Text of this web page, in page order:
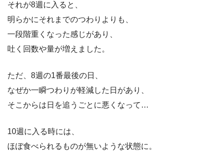
それが8週に入ると、
明らかにそれまでのつわりよりも、
一段階重くなった感じがあり、
吐く回数や量が増えました。
ただ、8週の1番最後の日、
なぜか一瞬つわりが軽減した日があり、
そこからは日を追うごとに悪くなって…
10週に入る時には、
ほぼ食べられるものが無いような状態に。